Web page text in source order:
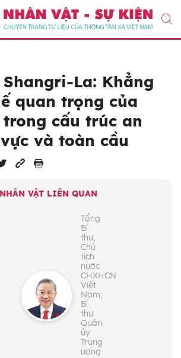
La: Khẳng
quan trọng của
cấu trúc an
và toàn cầu
NHÂN VẬT LIÊN QUAN
Tổng
Bí
thư,
Chủ
tịch
nước
CHXHCN
Việt
Nam;
Bí
thư
Quân
ủy
Trung
ương